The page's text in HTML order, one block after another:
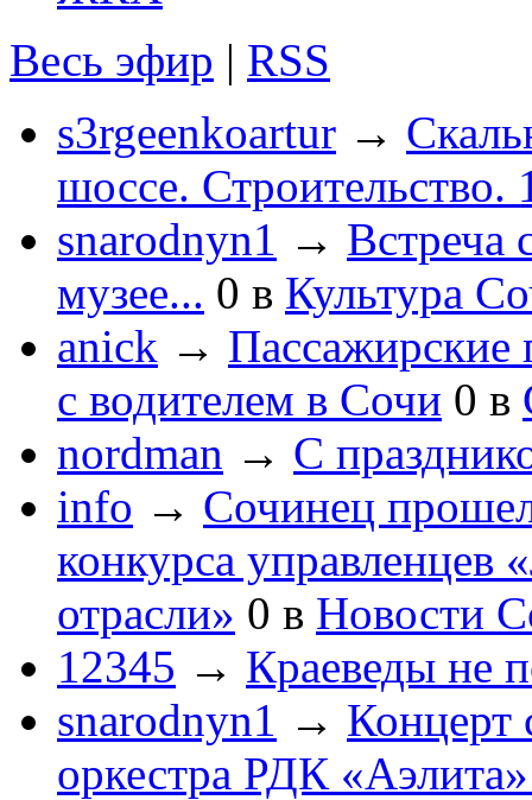
Весь эфир | RSS
s3rgeenkoartur →
шоссе. Строительство.
snarodnyn1 → Встреча
музее... 0 в Культура
anick → Пассажирские
с водителем в Сочи 0 в
nordman → С
info → Сочинец
конкурса управленцев
отрасли» 0 в Новости
12345 → Краеведы не
snarodnyn1 → Концерт
оркестра РДК